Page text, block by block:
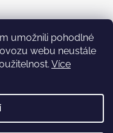
umožnili pohodlné
webu neustále
Více